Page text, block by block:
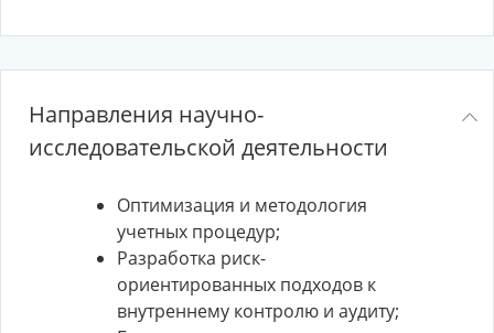
Направления научно-
исследовательской деятельности
Оптимизация и методология
учетных процедур;
Разработка риск-
ориентированных подходов к
внутреннему контролю и аудиту;